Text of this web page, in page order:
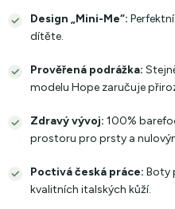
Design „Mini-Me“:
dítěte.
Prověřená podrážka:
modelu Hope zaručuje
Zdravý vývoj: 100%
prostoru pro prsty a
Poctivá česká práce: Boty
kvalitních italských kůží.